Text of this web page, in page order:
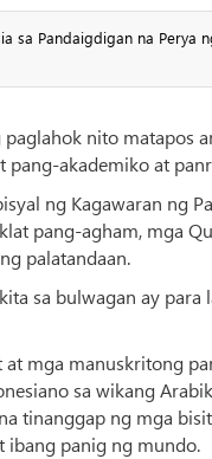
sa Pandaigdigan na Perya
paglahok nito matapos
pang-akademiko at
ng Kagawaran ng
pang-agham, mga
palatandaan.
sa bulwagan ay
mga manuskritong
sa wikang
tinanggap ng mga
ibang panig ng mundo.